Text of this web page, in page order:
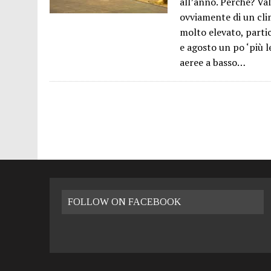
26 LUGLIO 2016 | VALENCIA FILMOTECA D’ESTIU – 2016
VIVERE A VALENCIA: LA GUIDA PRATICA
ovviamente di un
molto elevato,
e agosto un po ‘più
aeree a basso…
FOLLOW ON FACEBOOK